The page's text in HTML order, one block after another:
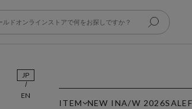
JP
EN
ITEM NEW INA/W 2026SALE